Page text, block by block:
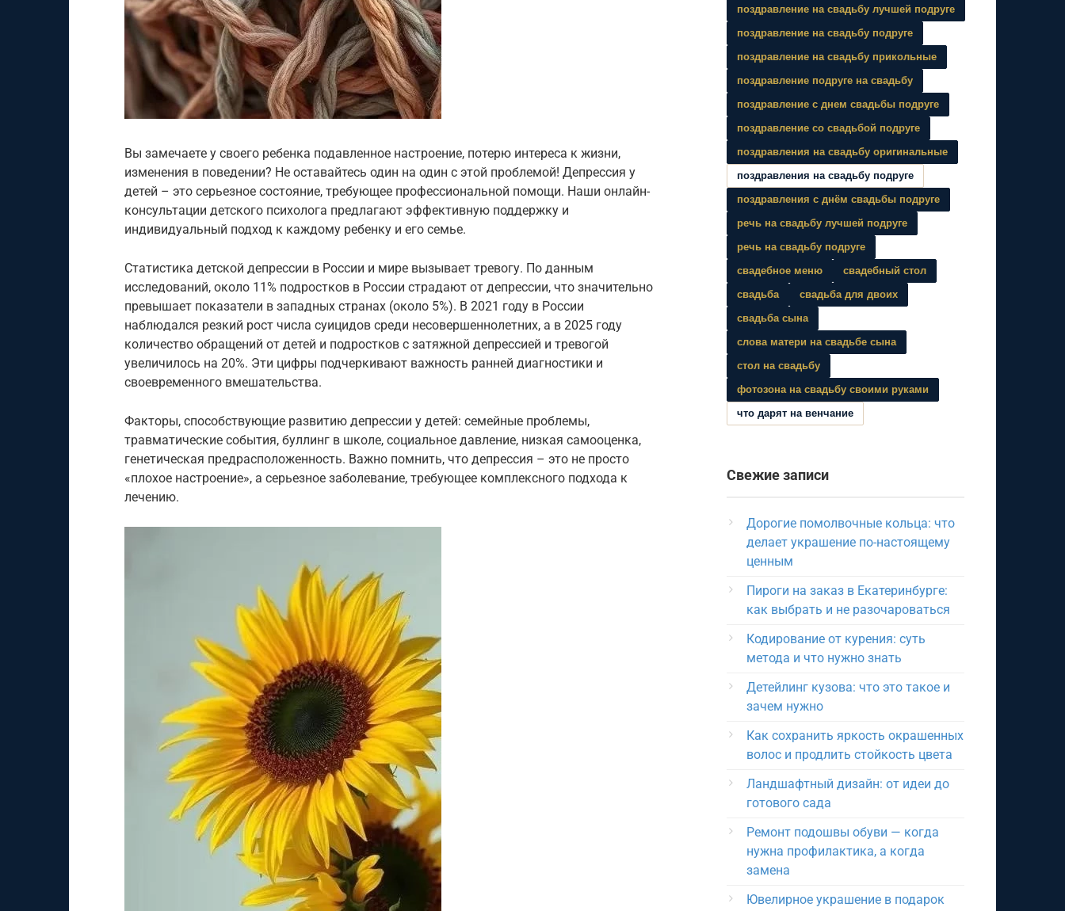
Вы замечаете у своего ребенка подавленное настроение, потерю интереса к жизни,
изменения в поведении? Не оставайтесь один на один с этой проблемой! Депрессия у
детей – это серьезное состояние, требующее профессиональной помощи. Наши онлайн-
консультации детского психолога предлагают эффективную поддержку и
индивидуальный подход к каждому ребенку и его семье.
Статистика детской депрессии в России и мире вызывает тревогу. По данным
исследований, около 11% подростков в России страдают от депрессии, что значительно
превышает показатели в западных странах (около 5%). В 2021 году в России
наблюдался резкий рост числа суицидов среди несовершеннолетних, а в 2025 году
количество обращений от детей и подростков с затяжной депрессией и тревогой
увеличилось на 20%. Эти цифры подчеркивают важность ранней диагностики и
своевременного вмешательства.
Факторы, способствующие развитию депрессии у детей: семейные проблемы,
травматические события, буллинг в школе, социальное давление, низкая самооценка,
генетическая предрасположенность. Важно помнить, что депрессия – это не просто
«плохое настроение», а серьезное заболевание, требующее комплексного подхода к
лечению.
поздравление на свадьбу лучшей подруге
поздравление на свадьбу подруге
поздравление на свадьбу прикольные
поздравление подруге на свадьбу
поздравление с днем свадьбы подруге
поздравление со свадьбой подруге
поздравления на свадьбу оригинальные
поздравления на свадьбу подруге
поздравления с днём свадьбы подруге
речь на свадьбу лучшей подруге
речь на свадьбу подруге
свадебное меню
свадебный стол
свадьба
свадьба для двоих
свадьба сына
слова матери на свадьбе сына
стол на свадьбу
фотозона на свадьбу своими руками
что дарят на венчание
Свежие записи
Дорогие помолвочные кольца: что
делает украшение по-настоящему
ценным
Пироги на заказ в Екатеринбурге:
как выбрать и не разочароваться
Кодирование от курения: суть
метода и что нужно знать
Детейлинг кузова: что это такое и
зачем нужно
Как сохранить яркость окрашенных
волос и продлить стойкость цвета
Ландшафтный дизайн: от идеи до
готового сада
Ремонт подошвы обуви — когда
нужна профилактика, а когда
замена
Ювелирное украшение в подарок